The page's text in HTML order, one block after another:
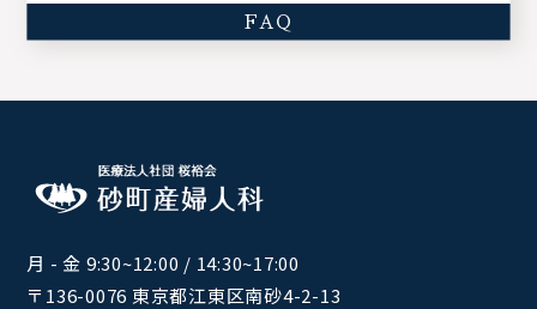
FAQ
月 - 金 9:30~12:00 / 14:30~17:00
〒136-0076 東京都江東区南砂4-2-13